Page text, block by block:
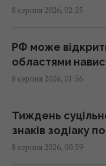
використати
00:05 субота, 08 серпня
віком 500 000
23:58 п'ятниця, 07 серпня
8 серпня 2026, 02:25
РФ може
областями
8 серпня 2026, 01:56
Тиждень
знаків зодіаку
8 серпня 2026, 00:59